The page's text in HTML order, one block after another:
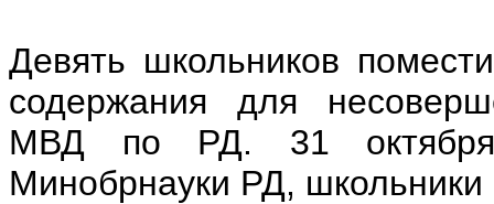
Девять школьников
содержания для
МВД по РД. 31
Минобрнауки РД,